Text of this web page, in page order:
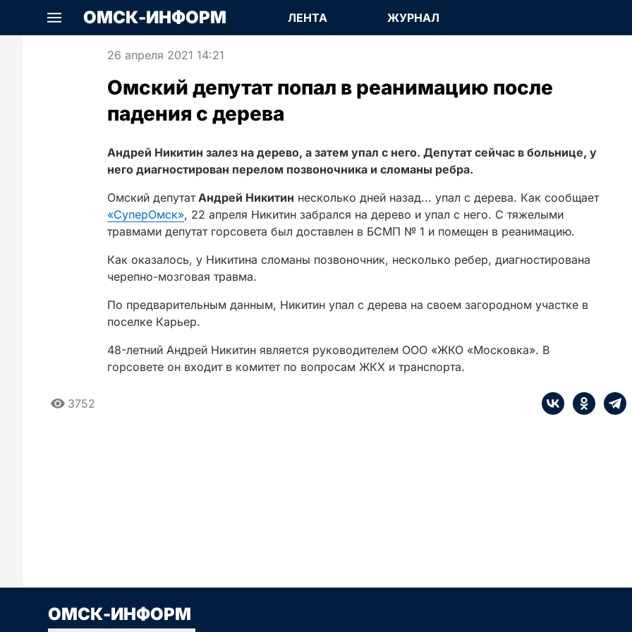
ОМСК-ИНФОРМ ЛЕНТА ЖУРНАЛ
26 апреля 2021 14:21
Омский депутат попал в реанимацию после
падения с дерева
Андрей Никитин залез на дерево, а затем упал с него. Депутат сейчас в больнице, у
него диагностирован перелом позвоночника и сломаны ребра.
Омский депутатАндрей Никитин несколько дней назад... упал с дерева. Как сообщает
«СуперОмск», 22 апреля Никитин забрался на дерево и упал с него. С тяжелыми
травмами депутат горсовета был доставлен в БСМП № 1 и помещен в реанимацию.
Как оказалось, у Никитина сломаны позвоночник, несколько ребер, диагностирована
черепно-мозговая травма.
По предварительным данным, Никитин упал с дерева на своем загородном участке в
поселке Карьер.
48-летний Андрей Никитин является руководителем ООО «ЖКО «Московка». В
горсовете он входит в комитет по вопросам ЖКХ и транспорта.
3752
ОМСК-ИНФОРМ